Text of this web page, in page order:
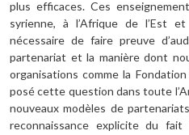
plus efficaces. Ces
syrienne, à l’Afrique de l’Est
nécessaire de faire preuve
partenariat et la manière dont
organisations comme la
posé cette question dans toute
nouveaux modèles de
reconnaissance explicite du